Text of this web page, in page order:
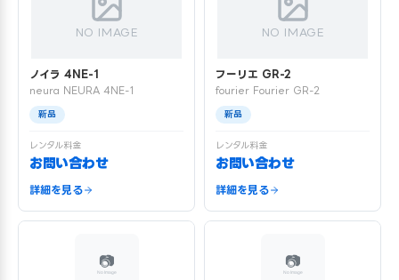
NO IMAGE
ノイラ 4NE-1
neura NEURA 4NE-1
新品
レンタル料金
お問い合わせ
詳細を見る
NO IMAGE
フーリエ GR-2
fourier Fourier GR-2
新品
レンタル料金
お問い合わせ
詳細を見る